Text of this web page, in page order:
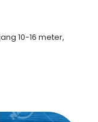
10-16 meter,